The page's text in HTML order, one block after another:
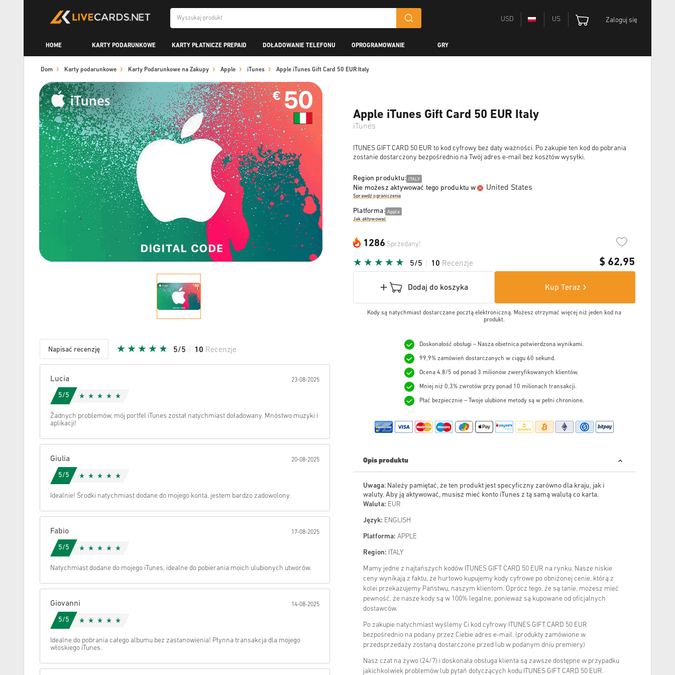
USD US Zaloguj się
HOME KARTY PODARUNKOWE KARTY PŁATNICZE PREPAID DOŁADOWANIE TELEFONU OPROGRAMOWANIE GRY
Dom Karty podarunkowe Karty Podarunkowe na Zakupy Apple iTunes Apple iTunes Gift Card 50 EUR Italy
Napisać recenzję 5/5 10 Recenzje
Anuluj
Lucia 23-08-2025
5/5
Żadnych problemów, mój portfel iTunes został natychmiast doładowany. Mnóstwo muzyki i
aplikacji!
Giulia 20-08-2025
5/5
Idealnie! Środki natychmiast dodane do mojego konta, jestem bardzo zadowolony.
Fabio 17-08-2025
5/5
Natychmiast dodane do mojego iTunes, idealne do pobierania moich ulubionych utworów.
Giovanni 14-08-2025
5/5
Idealne do pobrania całego albumu bez zastanowienia! Płynna transakcja dla mojego
włoskiego iTunes.
Apple iTunes Gift Card 50 EUR Italy
iTunes
ITUNES GIFT CARD 50 EUR to kod cyfrowy bez daty ważności. Po zakupie ten kod do pobrania
zostanie dostarczony bezpośrednio na Twój adres e-mail bez kosztów wysyłki.
Region produktu: ITALY
Nie możesz aktywować tego produktu w United States
Sprawdź ograniczenia
Platforma: Apple
Jak aktywować
1286 Sprzedany!
$ 62,95
5/5 10 Recenzje
Dodaj do koszyka Kup Teraz
Kody są natychmiast dostarczane pocztą elektroniczną. Możesz otrzymać więcej niż jeden kod na
produkt.
Doskonałość obsługi – Nasza obietnica potwierdzona wynikami.
99,9% zamówień dostarczanych w ciągu 60 sekund.
Ocena 4,8/5 od ponad 3 milionów zweryfikowanych klientów.
Mniej niż 0,3% zwrotów przy ponad 10 milionach transakcji.
Płać bezpiecznie – Twoje ulubione metody są w pełni chronione.
Opis produktu
Uwaga: Należy pamiętać, że ten produkt jest specyficzny zarówno dla kraju, jak i
waluty. Aby ją aktywować, musisz mieć konto iTunes z tą samą walutą co karta.
Waluta: EUR
Język: ENGLISH
Platforma: APPLE
Region: ITALY
Mamy jedne z najtańszych kodów ITUNES GIFT CARD 50 EUR na rynku. Nasze niskie
ceny wynikają z faktu, że hurtowo kupujemy kody cyfrowe po obniżonej cenie, którą z
kolei przekazujemy Państwu, naszym klientom. Oprócz tego, że są tanie, możesz mieć
pewność, że nasze kody są w 100% legalne, ponieważ są kupowane od oficjalnych
dostawców.
Po zakupie natychmiast wyślemy Ci kod cyfrowy ITUNES GIFT CARD 50 EUR
bezpośrednio na podany przez Ciebie adres e-mail. (produkty zamówione w
przedsprzedaży zostaną dostarczone przed lub w podanym dniu premiery)
Nasz czat na żywo (24/7) i doskonała obsługa klienta są zawsze dostępne w przypadku
jakichkolwiek problemów lub pytań dotyczących kodu ITUNES GIFT CARD 50 EUR.